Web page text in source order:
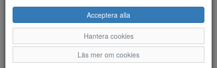
Acceptera alla
Hantera cookies
Läs mer om cookies